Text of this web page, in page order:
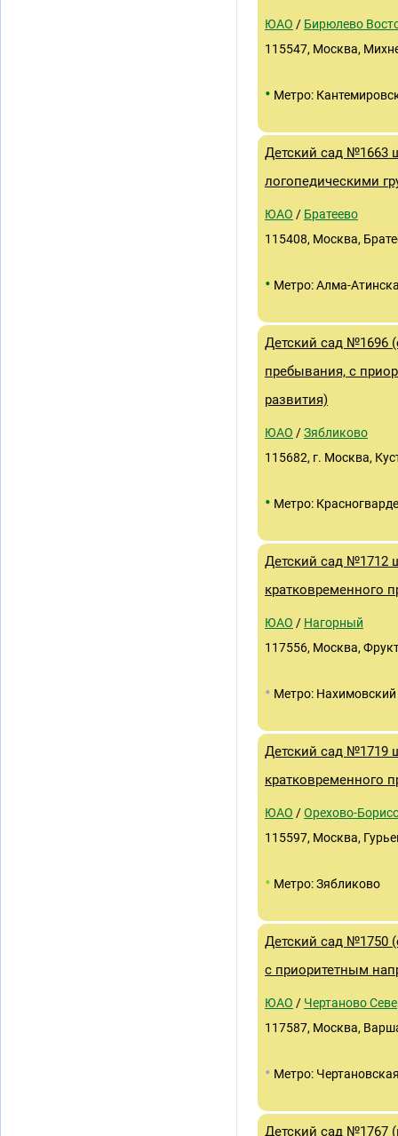
ЮАО / Бирюлево
115547, Москва,
• Метро:
Детский сад №1663
логопедическими
ЮАО / Братеево
115408, Москва,
• Метро: Алма-
Детский сад №1696
пребывания, с
развития)
ЮАО /Зябликово
115682, г. Москва,
• Метро:
Детский сад №1712
кратковременного
ЮАО / Нагорный
117556, Москва,
• Метро: Нахимовский
Детский сад №1719
кратковременного
ЮАО /Орехово-
115597, Москва,
• Метро: Зябликово
Детский сад №1750
с приоритетным
ЮАО / Чертаново
117587, Москва,
• Метро:
Детский сад №1767